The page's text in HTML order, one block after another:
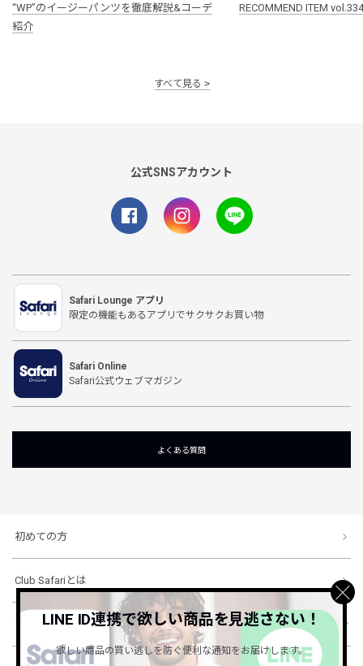
“WP”のイージーパンツを徹底解説&コーデ
紹介
RECOMMEND ITEM vol.334
すべて見る
公式SNSアカウント
Safari Lounge アプリ
限定の機能もあるアプリでサクサクお買い物
Safari Online
Safari公式ウェブマガジン
よくある質問
初めての方
Club Safariとは
ショッピングガイド
LINE ID連携で欲しい商品を見逃さない！
欲しい商品の買い逃しを防ぐ便利な通知をお届けします。